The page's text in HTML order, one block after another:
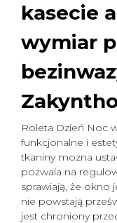
kasecie
wymiar
Roleta Dzień Noc
funkcjonalne i
tkaniny mozna
pozwala na
sprawiają, że okno
nie powstają
jest chroniony